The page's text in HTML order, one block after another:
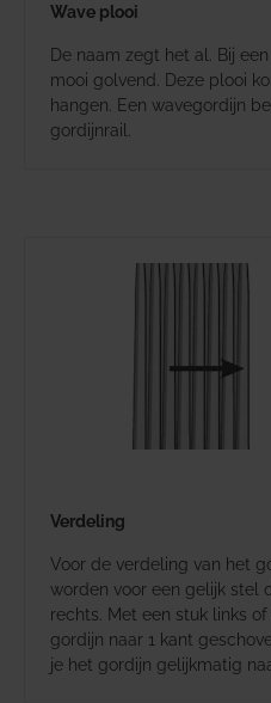
Wave plooi
De naam zegt het al. Bij
mooi golvend. Deze plooi
hangen. Een wavegordijn
gordijnrail.
Verdeling
Voor de verdeling van het
worden voor een gelijk stel
rechts. Met een stuk links
gordijn naar 1 kant
je het gordijn gelijkmatig